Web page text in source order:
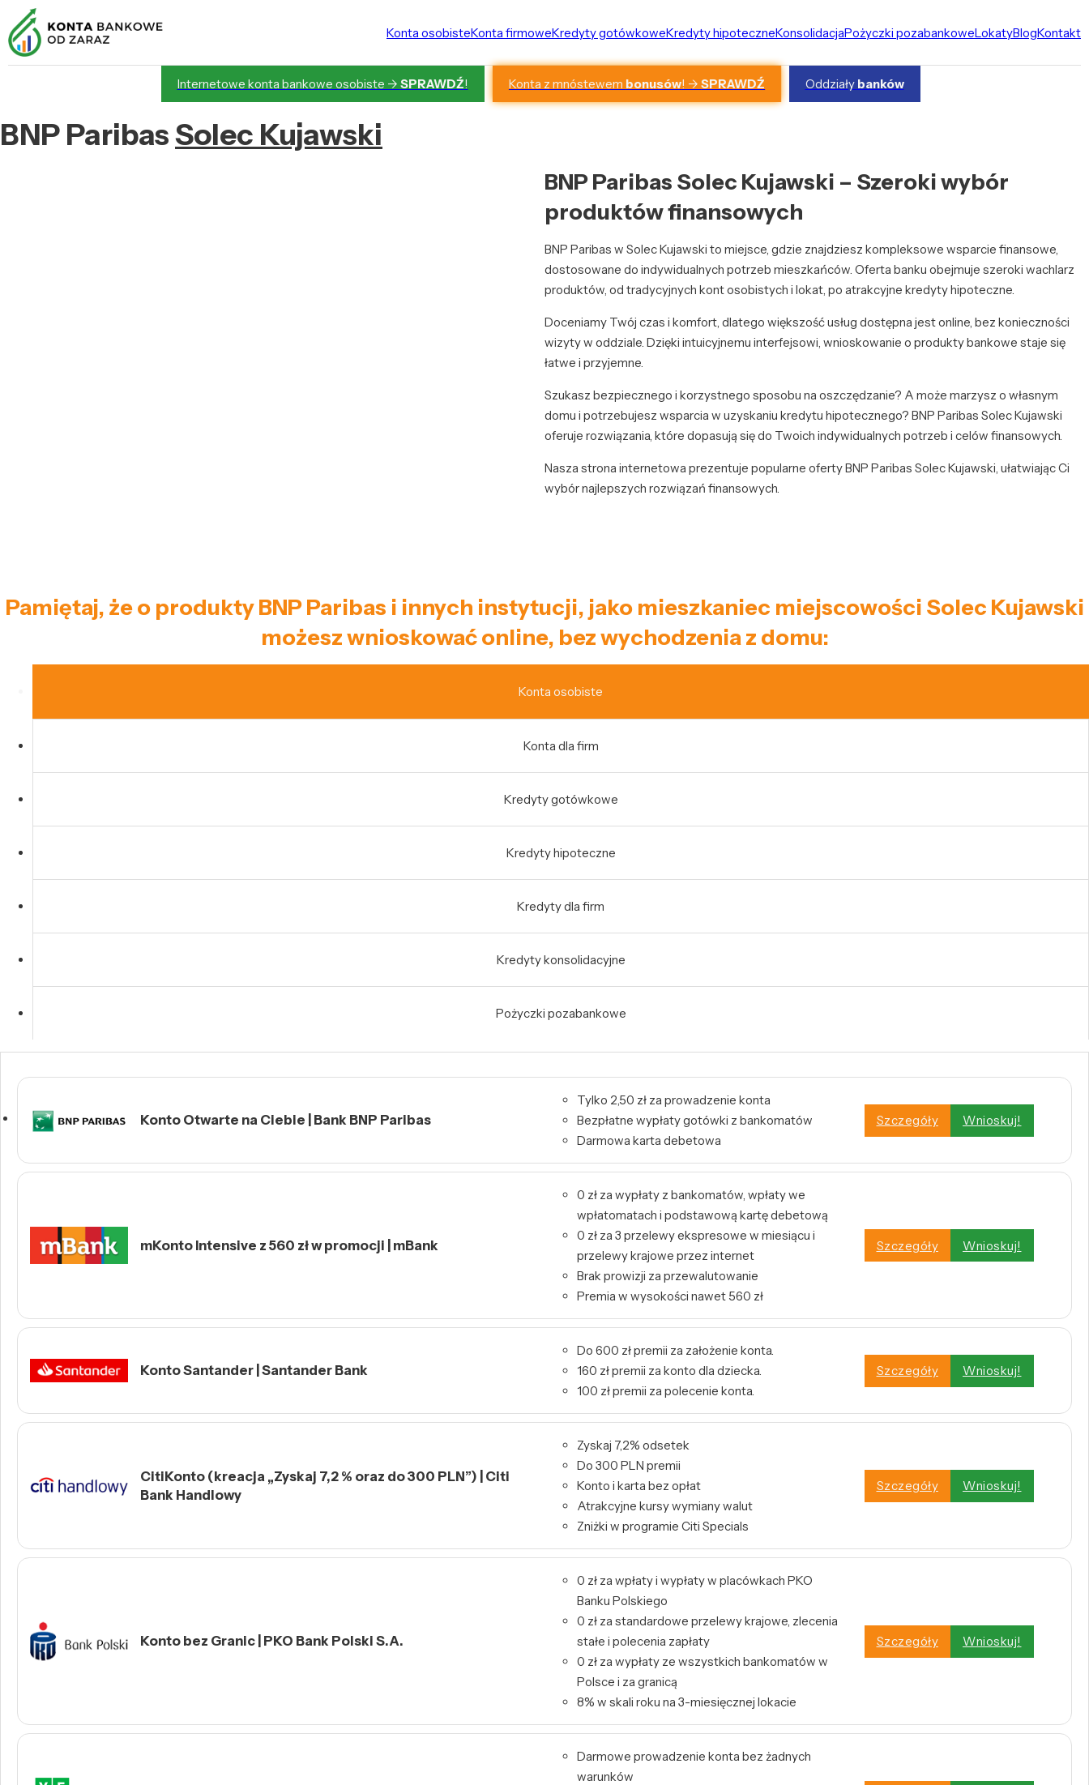
Konta osobisteKonta firmoweKredyty gotówkoweKredyty hipoteczneKonsolidacjaPożyczki pozabankoweLokatyBlogKontakt
Internetowe konta bankowe osobiste -> SPRAWDŹ! Konta z mnóstewem bonusów! ->SPRAWDŹ Oddziały banków
BNP ParibasSolec Kujawski
BNP Paribas Solec Kujawski – Szeroki wybór
produktów finansowych
BNP Paribas w Solec Kujawski to miejsce, gdzie znajdziesz kompleksowe wsparcie finansowe,
dostosowane do indywidualnych potrzeb mieszkańców. Oferta banku obejmuje szeroki wachlarz
produktów, od tradycyjnych kont osobistych i lokat, po atrakcyjne kredyty hipoteczne.
Doceniamy Twój czas i komfort, dlatego większość usług dostępna jest online, bez konieczności
wizyty w oddziale. Dzięki intuicyjnemu interfejsowi, wnioskowanie o produkty bankowe staje się
łatwe i przyjemne.
Szukasz bezpiecznego i korzystnego sposobu na oszczędzanie? A może marzysz o własnym
domu i potrzebujesz wsparcia w uzyskaniu kredytu hipotecznego? BNP Paribas Solec Kujawski
oferuje rozwiązania, które dopasują się do Twoich indywidualnych potrzeb i celów finansowych.
Nasza strona internetowa prezentuje popularne oferty BNP Paribas Solec Kujawski, ułatwiając Ci
wybór najlepszych rozwiązań finansowych.
Pamiętaj, że o produkty BNP Paribas i innych instytucji, jako mieszkaniec miejscowości Solec Kujawski
możesz wnioskować online, bez wychodzenia z domu:
Konta osobiste
Konta dla firm
Kredyty gotówkowe
Kredyty hipoteczne
Kredyty dla firm
Kredyty konsolidacyjne
Pożyczki pozabankowe
Konto Otwarte na Ciebie | Bank BNP Paribas
Tylko 2,50 zł za prowadzenie konta
Bezpłatne wypłaty gotówki z bankomatów
Darmowa karta debetowa
Szczegóły Wnioskuj!
mKonto Intensive z 560 zł w promocji | mBank
0 zł za wypłaty z bankomatów, wpłaty we
wpłatomatach i podstawową kartę debetową
0 zł za 3 przelewy ekspresowe w miesiącu i
przelewy krajowe przez internet
Brak prowizji za przewalutowanie
Premia w wysokości nawet 560 zł
Szczegóły Wnioskuj!
Konto Santander | Santander Bank
Do 600 zł premii za założenie konta.
160 zł premii za konto dla dziecka.
100 zł premii za polecenie konta.
Szczegóły Wnioskuj!
CitiKonto (kreacja „Zyskaj 7,2 % oraz do 300 PLN”) | Citi
Bank Handlowy
Zyskaj 7,2% odsetek
Do 300 PLN premii
Konto i karta bez opłat
Atrakcyjne kursy wymiany walut
Zniżki w programie Citi Specials
Szczegóły Wnioskuj!
Konto bez Granic | PKO Bank Polski S.A.
0 zł za wpłaty i wypłaty w placówkach PKO
Banku Polskiego
0 zł za standardowe przelewy krajowe, zlecenia
stałe i polecenia zapłaty
0 zł za wypłaty ze wszystkich bankomatów w
Polsce i za granicą
8% w skali roku na 3-miesięcznej lokacie
Szczegóły Wnioskuj!
Darmowe prowadzenie konta bez żadnych
warunków